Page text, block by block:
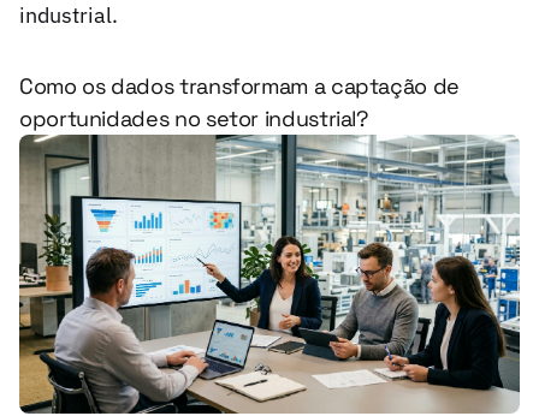
industrial.
Como os dados transformam a captação de
oportunidades no setor industrial?